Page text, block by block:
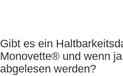
Gibt es ein
Monovette® und wenn
abgelesen werden?